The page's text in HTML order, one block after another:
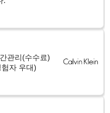
관리(수수료)
자 우대)